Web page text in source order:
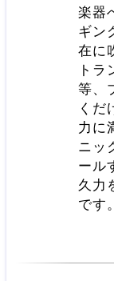
楽器
ギン
在に
ト
等、
くだ
力に
ニッ
ール
久力
です。